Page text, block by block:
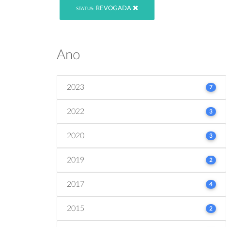
STATUS: REVOGADA
Ano
2023 7
2022 3
2020 3
2019 2
2017 4
2015 2